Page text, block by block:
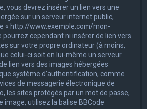
vous devrez insérer un lien vers une
sur un serveur internet public,
« http://www.exemple.com/mon-
pourrez cependant ni insérer de lien vers
sur votre propre ordinateur (à moins,
celui-ci soit en lui-même un serveur
lien vers des images hébergées
système d’authentification, comme
de messagerie électronique de
les sites protégés par un mot de passe,
image, utilisez la balise BBCode